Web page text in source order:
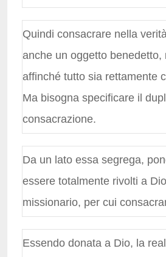
Quindi consacrare nella
anche un oggetto
affinché tutto sia rettamente
Ma bisogna specificare il
consacrazione.
Da un lato essa segrega,
essere totalmente rivolti a
missionario, per cui
Essendo donata a Dio, la